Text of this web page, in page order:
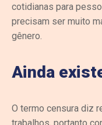
cotidianas para
precisam ser muito
gênero.
Ainda
O termo censura diz